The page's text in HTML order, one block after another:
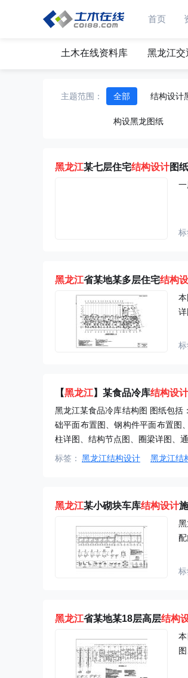
首页
土木在线资料库 黑龙江交
主题范围： 全部 结构设计
构设黑龙图纸
黑龙江某七层住宅结构设计图纸
标
黑龙江省某地某多层住宅结构
标
【黑龙江】某食品冷库结构设计
黑龙江某食品冷库结构图 图纸包括
础平面布置图、钢构件平面布置图
柱详图、结构节点图、圈梁详图、
标签： 黑龙江结构设计 黑龙江结
黑龙江某小砌块车库结构设计
配
标
黑龙江省某地某18层高层结构